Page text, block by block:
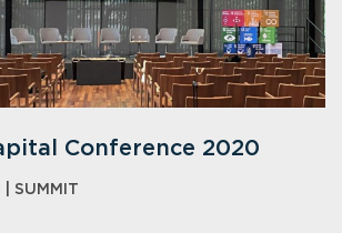
Conference 2020
| SUMMIT